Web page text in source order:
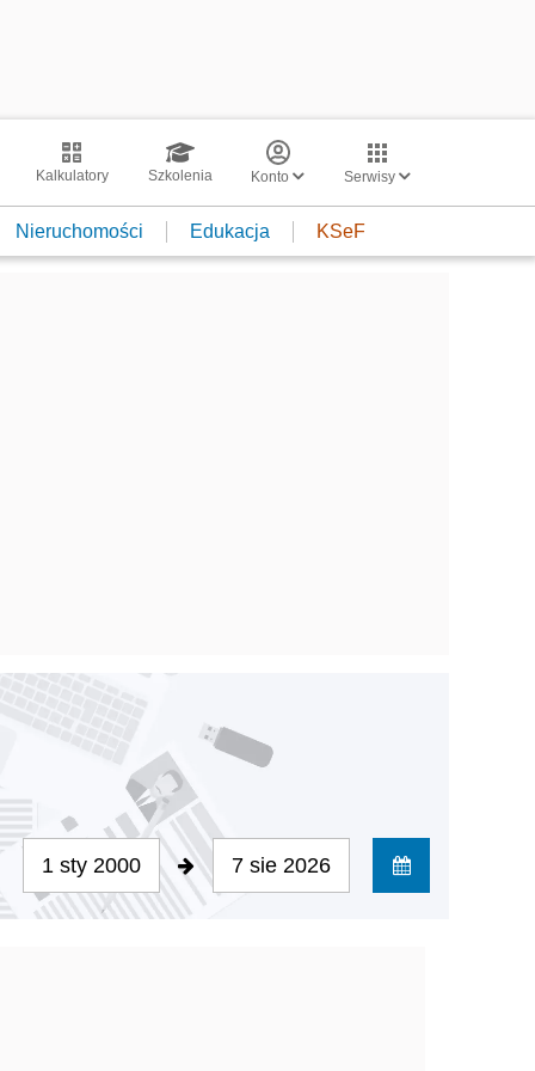
Kalkulatory Szkolenia Konto Serwisy
Nieruchomości Edukacja KSeF
1 sty 2000 7 sie 2026